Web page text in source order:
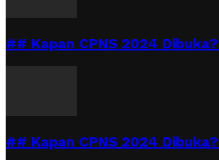
## Kapan CPNS 2024
## Kapan CPNS 2024